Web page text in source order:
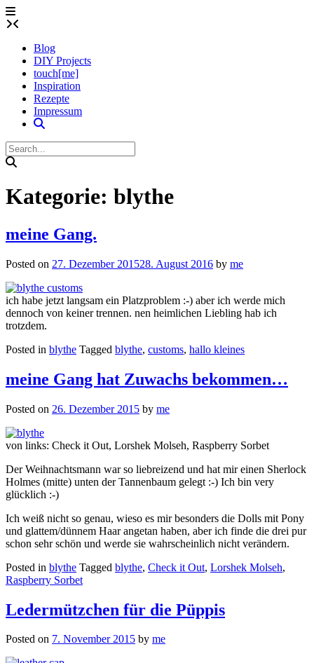
Skip
to
Blog
DIY Projects
touch[me]
Inspiration
Rezepte
Impressum
Kategorie: blythe
meine Gang.
Posted on 27. Dezember 201528. August 2016 by me
ich habe jetzt langsam ein Platzproblem :-) aber ich werde mich
dennoch von keiner trennen. nen heimlichen Liebling hab ich
trotzdem.
Posted in blythe Tagged blythe, customs, hallo kleines
meine Gang hat Zuwachs bekommen…
Posted on 26. Dezember 2015 by me
von links: Check it Out, Lorshek Molseh, Raspberry Sorbet
Der Weihnachtsmann war so liebreizend und hat mir einen Sherlock
Holmes (mitte) unten der Tannenbaum gelegt :-) Ich bin very
glücklich :-)
Ich weiß nicht so genau, wieso es mir besonders die Dolls mit Pony
und glattem/dünnem Haar angetan haben, aber ich finde die drei pur
schon sehr schön und werde sie wahrscheinlich nicht verändern.
Posted in blythe Tagged blythe, Check it Out, Lorshek Molseh,
Raspberry Sorbet
Ledermützchen für die Püppis
Posted on 7. November 2015 by me